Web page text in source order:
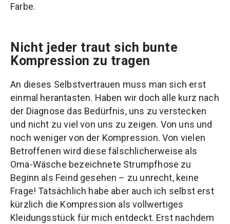
Farbe.
Nicht jeder traut sich bunte
Kompression zu tragen
An dieses Selbstvertrauen muss man sich erst
einmal herantasten. Haben wir doch alle kurz nach
der Diagnose das Bedürfnis, uns zu verstecken
und nicht zu viel von uns zu zeigen. Von uns und
noch weniger von der Kompression. Von vielen
Betroffenen wird diese fälschlicherweise als
Oma-Wäsche bezeichnete Strumpfhose zu
Beginn als Feind gesehen – zu unrecht, keine
Frage! Tatsächlich habe aber auch ich selbst erst
kürzlich die Kompression als vollwertiges
Kleidungsstück für mich entdeckt. Erst nachdem